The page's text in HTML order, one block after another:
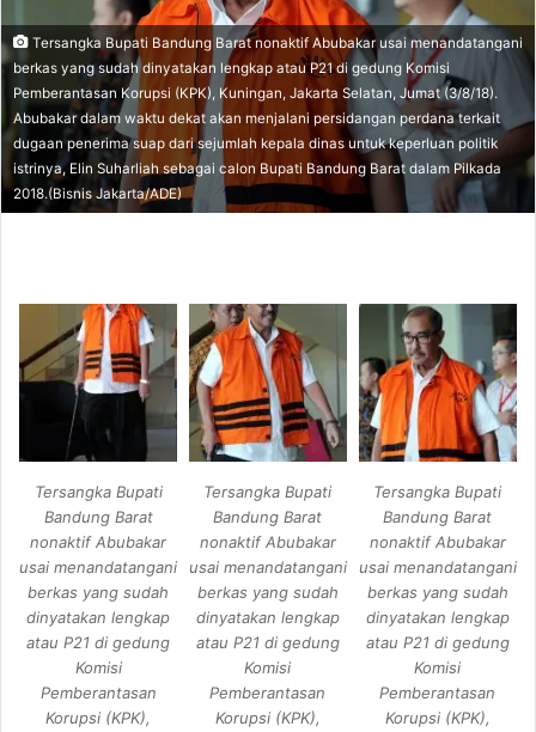
m
a
i
l
Tersangka Bupati Bandung Barat nonaktif Abubakar usai menandatangani
berkas yang sudah dinyatakan lengkap atau P21 di gedung Komisi
Pemberantasan Korupsi (KPK), Kuningan, Jakarta Selatan, Jumat (3/8/18).
Abubakar dalam waktu dekat akan menjalani persidangan perdana terkait
dugaan penerima suap dari sejumlah kepala dinas untuk keperluan politik
istrinya, Elin Suharliah sebagai calon Bupati Bandung Barat dalam Pilkada
2018.(Bisnis Jakarta/ADE)
Tersangka Bupati
Bandung Barat
nonaktif Abubakar
usai menandatangani
berkas yang sudah
dinyatakan lengkap
atau P21 di gedung
Komisi
Pemberantasan
Korupsi (KPK),
Tersangka Bupati
Bandung Barat
nonaktif Abubakar
usai menandatangani
berkas yang sudah
dinyatakan lengkap
atau P21 di gedung
Komisi
Pemberantasan
Korupsi (KPK),
Tersangka Bupati
Bandung Barat
nonaktif Abubakar
usai menandatangani
berkas yang sudah
dinyatakan lengkap
atau P21 di gedung
Komisi
Pemberantasan
Korupsi (KPK),